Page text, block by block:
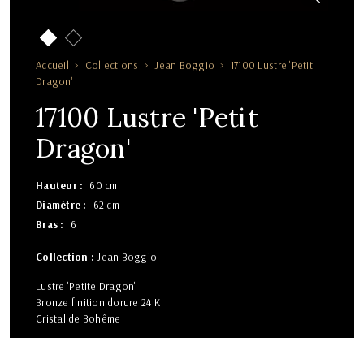
Accueil Collections Jean Boggio
17100 Lustre 'Petit
Dragon'
17100 Lustre 'Petit
Dragon'
Hauteur
60 cm
Diamètre
62 cm
Bras
6
Collection : Jean Boggio
Lustre 'Petite Dragon'
Bronze finition dorure 24 K
Cristal de Bohême